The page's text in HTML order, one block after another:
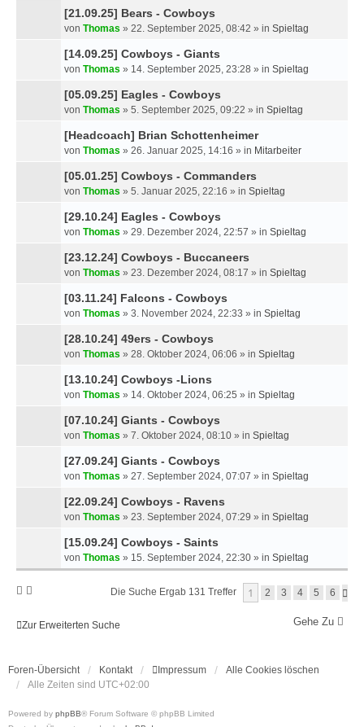
[21.09.25] Bears - Cowboys
von Thomas » 22. September 2025, 08:42 » in Spieltag
[14.09.25] Cowboys - Giants
von Thomas » 14. September 2025, 23:28 » in Spieltag
[05.09.25] Eagles - Cowboys
von Thomas » 5. September 2025, 09:22 » in Spieltag
[Headcoach] Brian Schottenheimer
von Thomas » 26. Januar 2025, 14:16 » in Mitarbeiter
[05.01.25] Cowboys - Commanders
von Thomas » 5. Januar 2025, 22:16 » in Spieltag
[29.10.24] Eagles - Cowboys
von Thomas » 29. Dezember 2024, 22:57 » in Spieltag
[23.12.24] Cowboys - Buccaneers
von Thomas » 23. Dezember 2024, 08:17 » in Spieltag
[03.11.24] Falcons - Cowboys
von Thomas » 3. November 2024, 22:33 » in Spieltag
[28.10.24] 49ers - Cowboys
von Thomas » 28. Oktober 2024, 06:06 » in Spieltag
[13.10.24] Cowboys -Lions
von Thomas » 14. Oktober 2024, 06:25 » in Spieltag
[07.10.24] Giants - Cowboys
von Thomas » 7. Oktober 2024, 08:10 » in Spieltag
[27.09.24] Giants - Cowboys
von Thomas » 27. September 2024, 07:07 » in Spieltag
[22.09.24] Cowboys - Ravens
von Thomas » 23. September 2024, 07:29 » in Spieltag
[15.09.24] Cowboys - Saints
von Thomas » 15. September 2024, 22:30 » in Spieltag
Die Suche Ergab 131 Treffer 1 2 3 4 5 6
Zur Erweiterten Suche Gehe Zu
Foren-Übersicht Kontakt Impressum
Alle Cookies löschen
Alle Zeiten sind UTC+02:00
Powered by phpBB® Forum Software © phpBB Limited